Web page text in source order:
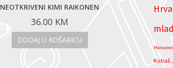
NEOTKRIVENI KIMI RAIKONEN
36.00 KM
DODAJ U KOŠARICU
Kobaš